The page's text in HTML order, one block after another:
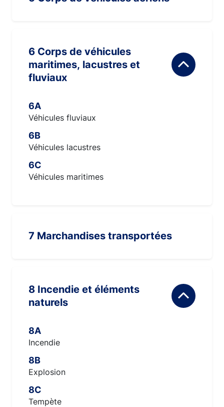
6 Corps de véhicules
maritimes, lacustres et
fluviaux
6A
Véhicules fluviaux
6B
Véhicules lacustres
6C
Véhicules maritimes
7 Marchandises transportées
8 Incendie et éléments
naturels
8A
Incendie
8B
Explosion
8C
Tempète